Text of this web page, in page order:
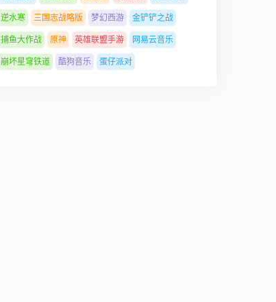
逆水寒 三国志战略版 梦幻西游 金铲铲之战
捕鱼大作战 原神 英雄联盟手游 网易云音乐
崩坏星穹铁道 酷狗音乐 蛋仔派对